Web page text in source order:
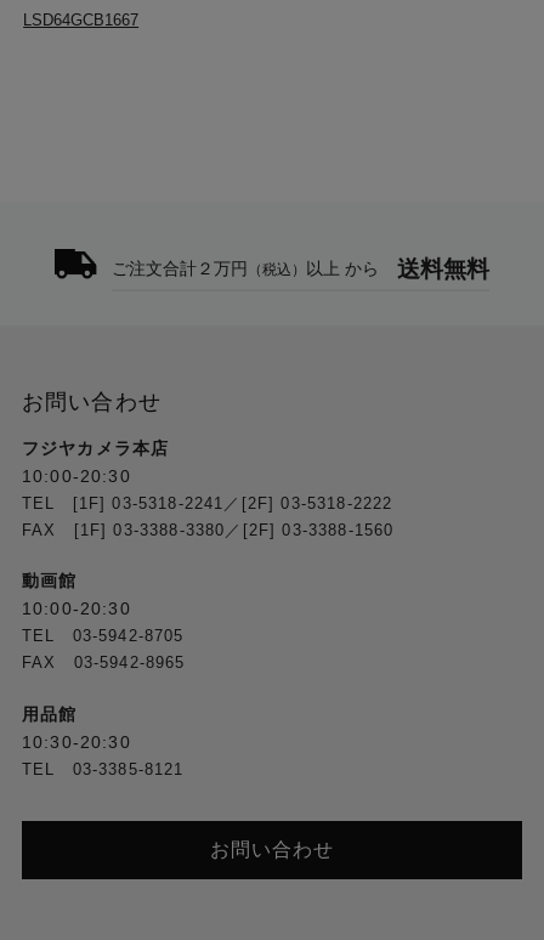
LSD64GCB1667
ご注文合計２万円 （税込） 以上 から 送料無料
お問い合わせ
フジヤカメラ本店
10:00-20:30
TEL [1F] 03-5318-2241／[2F] 03-5318-2222
FAX [1F] 03-3388-3380／[2F] 03-3388-1560
動画館
10:00-20:30
TEL 03-5942-8705
FAX 03-5942-8965
用品館
10:30-20:30
TEL 03-3385-8121
お問い合わせ